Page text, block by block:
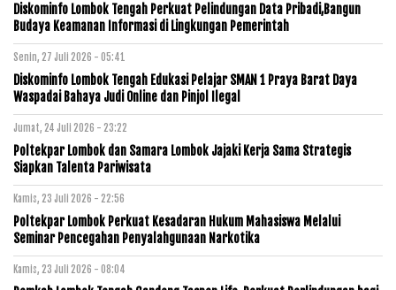
Diskominfo Lombok Tengah Perkuat Pelindungan Data Pribadi,Bangun
Budaya Keamanan Informasi di Lingkungan Pemerintah
Senin, 27 Juli 2026 - 05:41
Diskominfo Lombok Tengah Edukasi Pelajar SMAN 1 Praya Barat Daya
Waspadai Bahaya Judi Online dan Pinjol Ilegal
Jumat, 24 Juli 2026 - 23:22
Poltekpar Lombok dan Samara Lombok Jajaki Kerja Sama Strategis
Siapkan Talenta Pariwisata
Kamis, 23 Juli 2026 - 22:56
Poltekpar Lombok Perkuat Kesadaran Hukum Mahasiswa Melalui
Seminar Pencegahan Penyalahgunaan Narkotika
Kamis, 23 Juli 2026 - 08:04